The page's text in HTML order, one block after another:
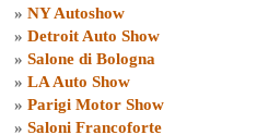
» NY Autoshow
» Detroit Auto Show
» Salone di Bologna
» LA Auto Show
» Parigi Motor Show
» Saloni Francoforte